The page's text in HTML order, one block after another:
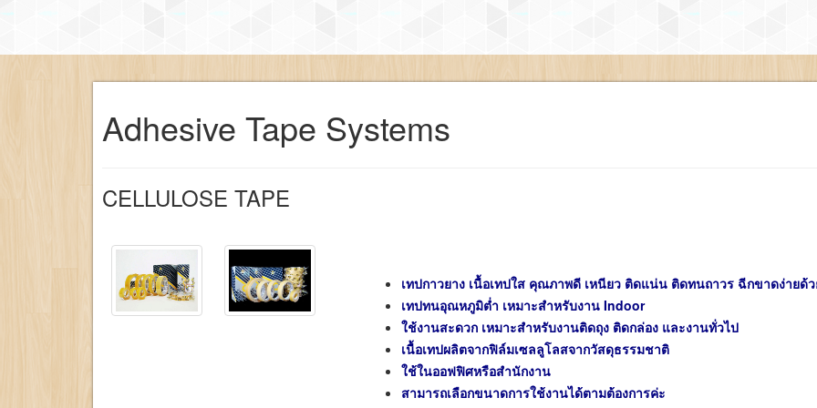
Adhesive Tape Systems
CELLULOSE TAPE
เทปกาวยาง เนื้อเทปใส คุณภาพดี เหนียว ติดแน่น ติดทนถาวร ฉีกขาดง่ายด้
เทปทนอุณหภูมิต่ำ เหมาะสำหรับงาน Indoor
ใช้งานสะดวก เหมาะสำหรับงานติดถุง ติดกล่อง และงานทั่วไป
เนื้อเทปผลิตจากฟิล์มเซลลูโลสจากวัสดุธรรมชาติ
ใช้ในออฟฟิศหรือสำนักงาน
สามารถเลือกขนาดการใช้งานได้ตามต้องการค่ะ